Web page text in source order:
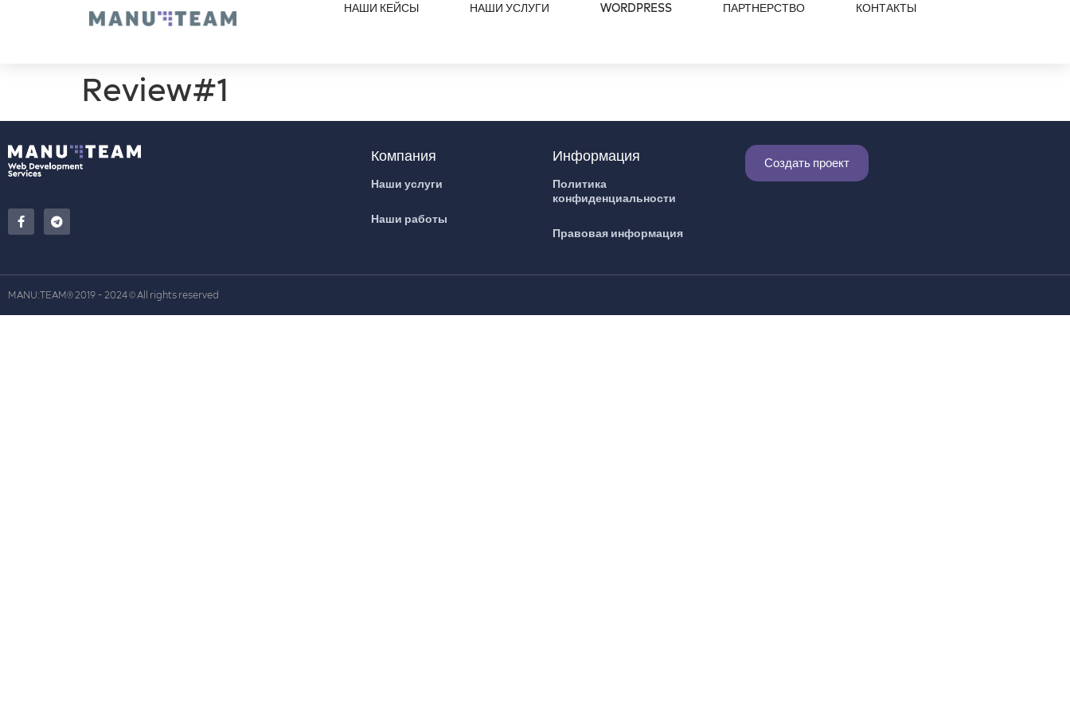
НАШИ КЕЙСЫ НАШИ УСЛУГИ WORDPRESS ПАРТНЕРСТВО КОНТАКТЫ
Review#1
Компания
Наши услуги
Наши работы
Информация
Политика
конфиденциальности
Правовая информация
Создать проект
MANU:TEAM®2019 - 2024©All rights reserved